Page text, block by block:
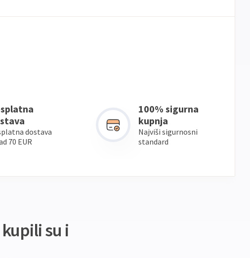
dostava
70 EUR
100% sigurna
kupnja
Najviši sigurnosni
standard
su i